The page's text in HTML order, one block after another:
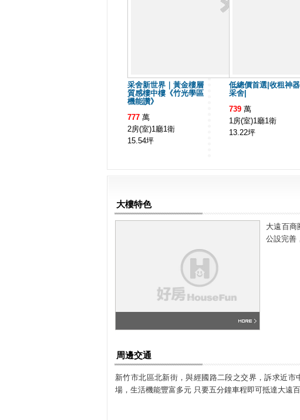
采舍新世界｜黃金樓層
質感樓中樓《竹光學區
機能讚》
777 萬
2房(室)1廳1衛
15.54坪
低總價首選|收租神器|
采舍|
739 萬
1房(室)1廳1衛
13.22坪
大樓特色
大遠百商
公設完善
周邊交通
新竹市北區北新街，與經國路二段之交界，訴求近
場，生活機能豐富多元 只要五分鐘車程即可抵達大遠